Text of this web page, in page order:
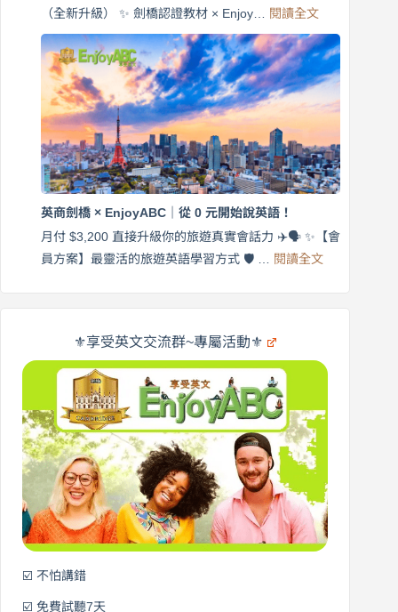
口
說
營
｜
月
$3,200，
出
國
在
（全新升級） ✨ 劍橋認證教材 × Enjoy… 閱讀全文:
外
師
帶
英
｜
英
商
×
享
受
口
說
英商劍橋 × EnjoyABC｜從 0 元開始說英語！
月付 $3,200 直接升級你的旅遊真實會話力 ✈️🗣️ ✨【會
員方案】最靈活的旅遊英語學習方式 🛡️ … 閱讀全文:
商
劍
｜
元
英
語！
⚜️享受英文交流群~專屬活動⚜️
☑️ 不怕講錯
☑️ 免費試聽7天